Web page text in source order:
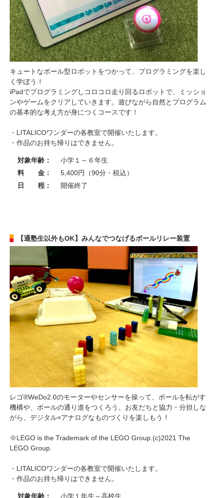
キュートなボール型ロボットをつかって、プログラミングを楽し
く学ぼう！
iPadでプログラミングしコロコロ走り回るロボットで、ミッショ
ンやゲームをクリアしていきます。遊びながら自然とプログラム
の基本的な考え方が身につくコースです！
・LITALICOワンダーの各教室で開催いたします。
・作品のお持ち帰りはできません。
対象年齢：
小学１～６年生
料 金：
5,400円（90分・税込）
日 程：
開催終了
【通塾生以外もOK】みんなでつなげるボールリレー装置
レゴ®WeDo2.0のモーターやセンサーを操って、ボールを転がす
機構や、ボールの通り道をつくろう。お友だちと協力・分担しな
がら、デジタル×アナログなものづくりを楽しもう！
※LEGO is the Trademark of the LEGO Group.(c)2021 The
LEGO Group.
・LITALICOワンダーの各教室で開催いたします。
・作品のお持ち帰りはできません。
対象年齢： 小学１年生～高校生